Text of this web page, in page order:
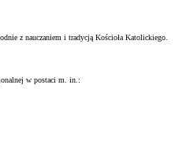
z nauczaniem i tradycją Kościoła Katolickiego.
w postaci m. in.: